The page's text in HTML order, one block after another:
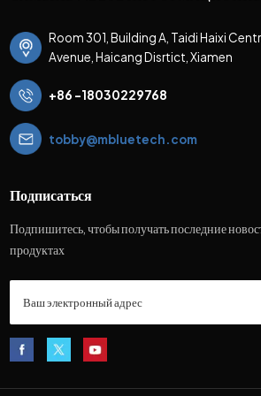
Room 301, Building A, Taidi Haixi
Avenue, Haicang Disrtict, Xiamen
+86 -18030229768
tobby@mbluetech.com
Подписаться
Подпишитесь, чтобы получать последние
продуктах